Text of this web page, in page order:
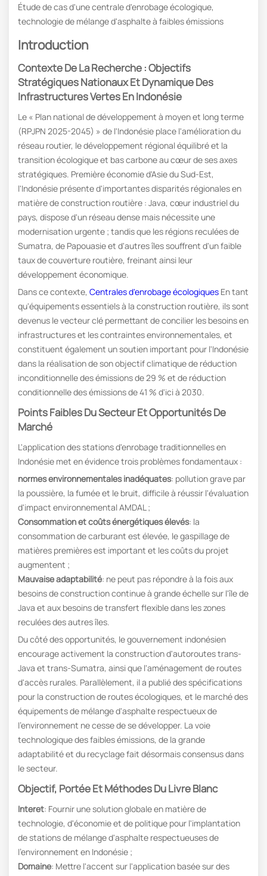
Étude de cas d'une centrale d'enrobage écologique,
technologie de mélange d'asphalte à faibles émissions
Introduction
Contexte De La Recherche : Objectifs
Stratégiques Nationaux Et Dynamique Des
Infrastructures Vertes En Indonésie
Le « Plan national de développement à moyen et long terme
(RPJPN 2025-2045) » de l'Indonésie place l'amélioration du
réseau routier, le développement régional équilibré et la
transition écologique et bas carbone au cœur de ses axes
stratégiques. Première économie d'Asie du Sud-Est,
l'Indonésie présente d'importantes disparités régionales en
matière de construction routière : Java, cœur industriel du
pays, dispose d'un réseau dense mais nécessite une
modernisation urgente ; tandis que les régions reculées de
Sumatra, de Papouasie et d'autres îles souffrent d'un faible
taux de couverture routière, freinant ainsi leur
développement économique.
Dans ce contexte, Centrales d'enrobage écologiques En tant
qu'équipements essentiels à la construction routière, ils sont
devenus le vecteur clé permettant de concilier les besoins en
infrastructures et les contraintes environnementales, et
constituent également un soutien important pour l'Indonésie
dans la réalisation de son objectif climatique de réduction
inconditionnelle des émissions de 29 % et de réduction
conditionnelle des émissions de 41 % d'ici à 2030.
Points Faibles Du Secteur Et Opportunités De
Marché
L'application des stations d'enrobage traditionnelles en
Indonésie met en évidence trois problèmes fondamentaux :
normes environnementales inadéquates: pollution grave par
la poussière, la fumée et le bruit, difficile à réussir l'évaluation
d'impact environnemental AMDAL ;
Consommation et coûts énergétiques élevés: la
consommation de carburant est élevée, le gaspillage de
matières premières est important et les coûts du projet
augmentent ;
Mauvaise adaptabilité: ne peut pas répondre à la fois aux
besoins de construction continue à grande échelle sur l'île de
Java et aux besoins de transfert flexible dans les zones
reculées des autres îles.
Du côté des opportunités, le gouvernement indonésien
encourage activement la construction d'autoroutes trans-
Java et trans-Sumatra, ainsi que l'aménagement de routes
d'accès rurales. Parallèlement, il a publié des spécifications
pour la construction de routes écologiques, et le marché des
équipements de mélange d'asphalte respectueux de
l'environnement ne cesse de se développer. La voie
technologique des faibles émissions, de la grande
adaptabilité et du recyclage fait désormais consensus dans
le secteur.
Objectif, Portée Et Méthodes Du Livre Blanc
Interet: Fournir une solution globale en matière de
technologie, d'économie et de politique pour l'implantation
de stations de mélange d'asphalte respectueuses de
l'environnement en Indonésie ;
Domaine: Mettre l'accent sur l'application basée sur des